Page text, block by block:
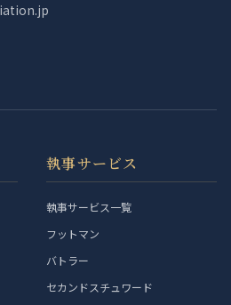
執事サービス
執事サービス一覧
フットマン
バトラー
セカンドスチュワード